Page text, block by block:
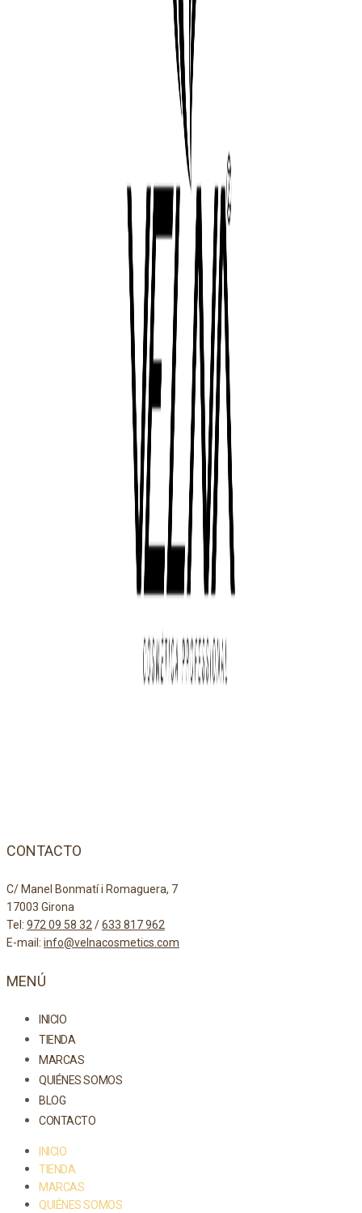
CONTACTO
C/ Manel Bonmatí i Romaguera, 7
17003 Girona
Tel: 972 09 58 32/633 817 962
E-mail: info@velnacosmetics.com
MENÚ
INICIO
TIENDA
MARCAS
QUIÉNES SOMOS
BLOG
CONTACTO
INICIO
TIENDA
MARCAS
QUIÉNES SOMOS